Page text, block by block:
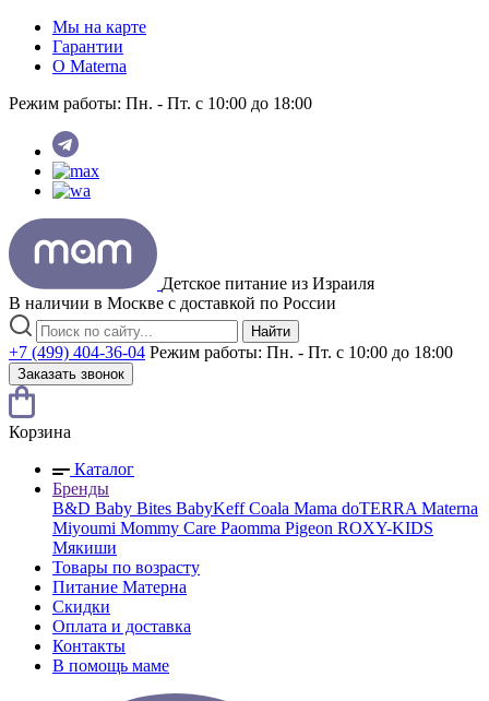
Мы на карте
Гарантии
O Materna
Режим работы: Пн. - Пт. с 10:00 до 18:00
Детское питание из Израиля
В наличии в Москве с доставкой по России
Найти
+7 (499) 404-36-04 Режим работы: Пн. - Пт. с 10:00 до 18:00
Заказать звонок
Корзина
Каталог
Бренды
B&D Baby Bites BabyKeffCoala Mama doTERRA Materna
Miyoumi Mommy Care Paomma Pigeon ROXY-KIDS
Мякиши
Товары по возрасту
Питание Матерна
Скидки
Оплата и доставка
Контакты
В помощь маме